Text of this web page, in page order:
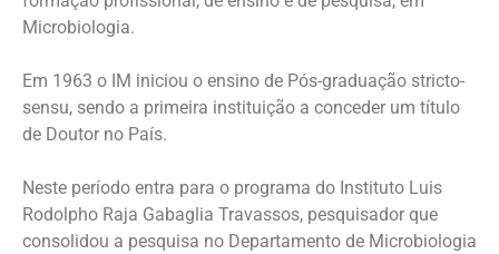
Microbiologia.
Em 1963 o IM iniciou o ensino de Pós-graduação stricto-
sensu, sendo a primeira instituição a conceder um título
de Doutor no País.
Neste período entra para o programa do Instituto Luis
Rodolpho Raja Gabaglia Travassos, pesquisador que
consolidou a pesquisa no Departamento de Microbiologia